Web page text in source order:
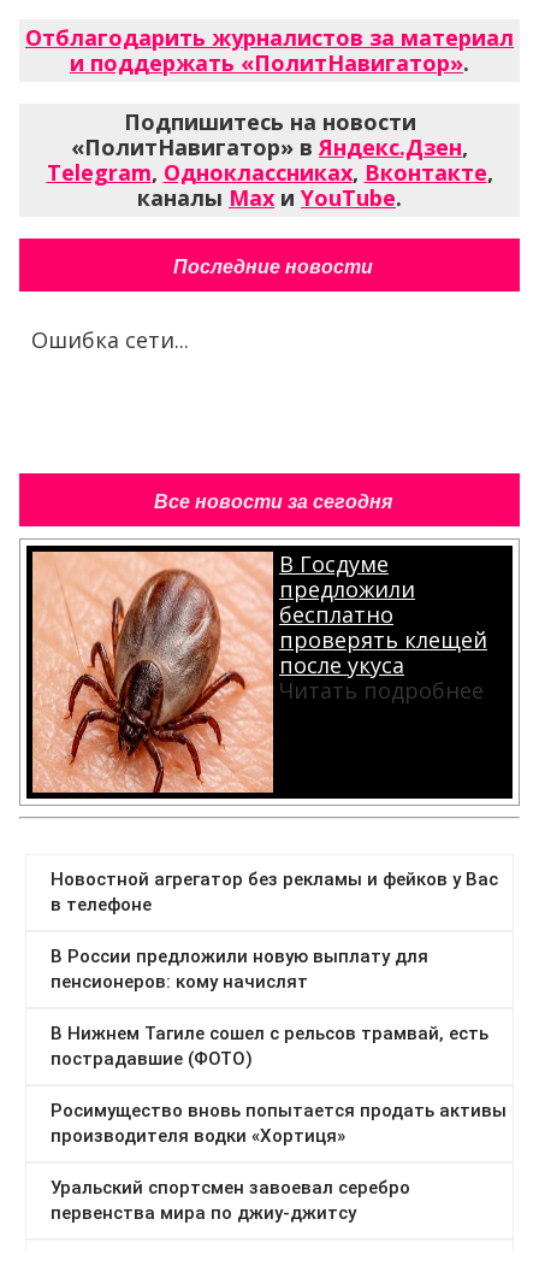
Отблагодарить журналистов за материал
и поддержать «ПолитНавигатор».
Подпишитесь на новости
«ПолитНавигатор» в Яндекс.Дзен,
Telegram, Одноклассниках, Вконтакте,
каналы Max и YouTube.
Последние новости
Ошибка сети...
Все новости за сегодня
В Госдуме
предложили
бесплатно
проверять клещей
после укуса
Читать подробнее